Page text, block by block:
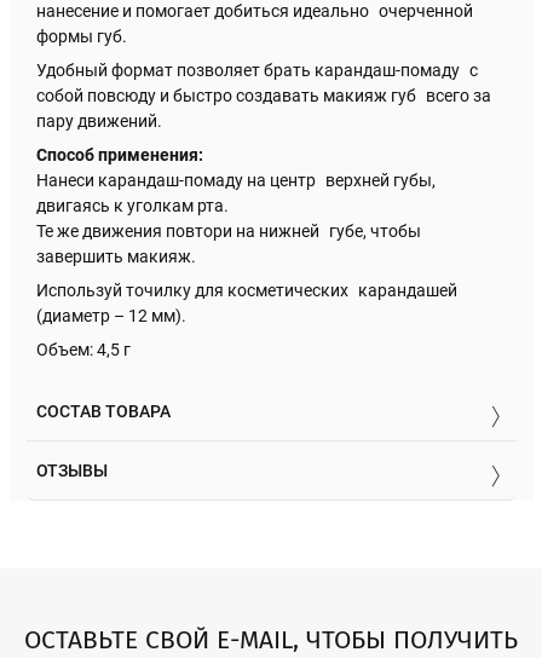
нанесение и помогает добиться идеально очерченной
формы губ.
Удобный формат позволяет брать карандаш-помаду с
собой повсюду и быстро создавать макияж губ всего за
пару движений.
Способ применения:
Нанеси карандаш-помаду на центр верхней губы,
двигаясь к уголкам рта.
Те же движения повтори на нижней губе, чтобы
завершить макияж.
Используй точилку для косметических карандашей
(диаметр – 12 мм).
Объем: 4,5 г
СОСТАВ ТОВАРА
ОТЗЫВЫ
ОСТАВЬТЕ СВОЙ E-MAIL, ЧТОБЫ ПОЛУЧИТЬ